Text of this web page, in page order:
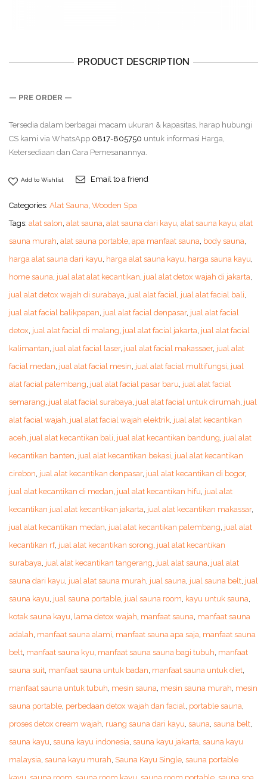
PRODUCT DESCRIPTION
— PRE ORDER —
Tersedia dalam berbagai macam ukuran & kapasitas, harap hubungi
CS kami via WhatsApp 0817-805750 untuk informasi Harga,
Ketersediaan dan Cara Pemesanannya.
Add to Wishlist Email to a friend
Categories: Alat Sauna, Wooden Spa
Tags: alat salon, alat sauna, alat sauna dari kayu, alat sauna kayu, alat
sauna murah, alat sauna portable, apa manfaat sauna, body sauna,
harga alat sauna dari kayu, harga alat sauna kayu, harga sauna kayu,
home sauna, jual alat alat kecantikan, jual alat detox wajah di jakarta,
jual alat detox wajah di surabaya, jual alat facial, jual alat facial bali,
jual alat facial balikpapan, jual alat facial denpasar, jual alat facial
detox, jual alat facial di malang, jual alat facial jakarta, jual alat facial
kalimantan, jual alat facial laser, jual alat facial makassaer, jual alat
facial medan, jual alat facial mesin, jual alat facial multifungsi, jual
alat facial palembang, jual alat facial pasar baru, jual alat facial
semarang, jual alat facial surabaya, jual alat facial untuk dirumah, jual
alat facial wajah, jual alat facial wajah elektrik, jual alat kecantikan
aceh, jual alat kecantikan bali, jual alat kecantikan bandung, jual alat
kecantikan banten, jual alat kecantikan bekasi, jual alat kecantikan
cirebon, jual alat kecantikan denpasar, jual alat kecantikan di bogor,
jual alat kecantikan di medan, jual alat kecantikan hifu, jual alat
kecantikan jual alat kecantikan jakarta, jual alat kecantikan makassar,
jual alat kecantikan medan, jual alat kecantikan palembang, jual alat
kecantikan rf, jual alat kecantikan sorong, jual alat kecantikan
surabaya, jual alat kecantikan tangerang, jual alat sauna, jual alat
sauna dari kayu, jual alat sauna murah, jual sauna, jual sauna belt, jual
sauna kayu, jual sauna portable, jual sauna room, kayu untuk sauna,
kotak sauna kayu, lama detox wajah, manfaat sauna, manfaat sauna
adalah, manfaat sauna alami, manfaat sauna apa saja, manfaat sauna
belt, manfaat sauna kyu, manfaat sauna sauna bagi tubuh, manfaat
sauna suit, manfaat sauna untuk badan, manfaat sauna untuk diet,
manfaat sauna untuk tubuh, mesin sauna, mesin sauna murah, mesin
sauna portable, perbedaan detox wajah dan facial, portable sauna,
proses detox cream wajah, ruang sauna dari kayu, sauna, sauna belt,
sauna kayu, sauna kayu indonesia, sauna kayu jakarta, sauna kayu
malaysia, sauna kayu murah, Sauna Kayu Single, sauna portable